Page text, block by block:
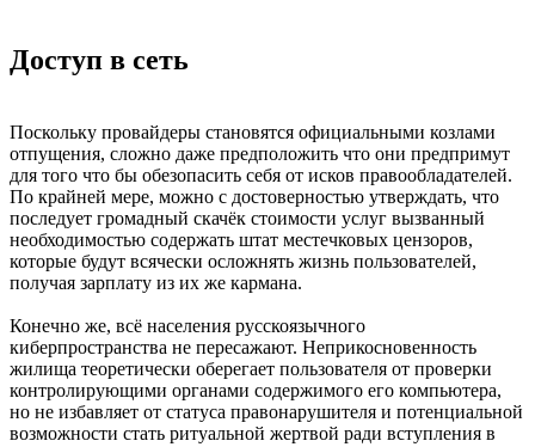
Доступ в сеть
Поскольку провайдеры становятся официальными козлами
отпущения, сложно даже предположить что они предпримут
для того что бы обезопасить себя от исков правообладателей.
По крайней мере, можно с достоверностью утверждать, что
последует громадный скачёк стоимости услуг вызванный
необходимостью содержать штат местечковых цензоров,
которые будут всячески осложнять жизнь пользователей,
получая зарплату из их же кармана.
Конечно же, всё населения русскоязычного
киберпространства не пересажают. Неприкосновенность
жилища теоретически оберегает пользователя от проверки
контролирующими органами содержимого его компьютера,
но не избавляет от статуса правонарушителя и потенциальной
возможности стать ритуальной жертвой ради вступления в